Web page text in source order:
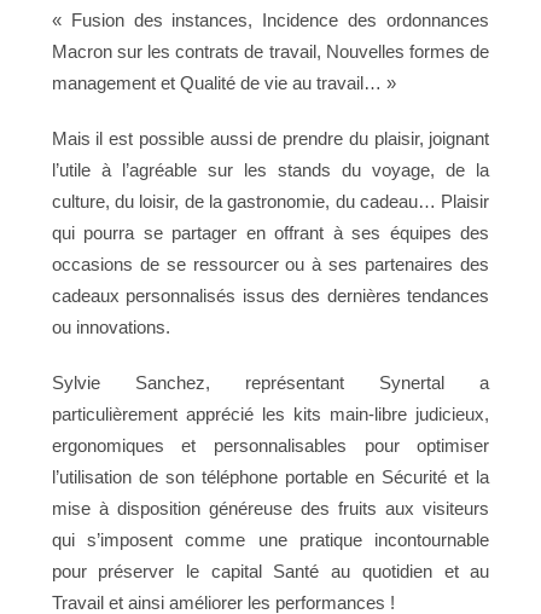
« Fusion des instances, Incidence des ordonnances
Macron sur les contrats de travail, Nouvelles formes de
management et Qualité de vie au travail… »
Mais il est possible aussi de prendre du plaisir, joignant
l’utile à l’agréable sur les stands du voyage, de la
culture, du loisir, de la gastronomie, du cadeau… Plaisir
qui pourra se partager en offrant à ses équipes des
occasions de se ressourcer ou à ses partenaires des
cadeaux personnalisés issus des dernières tendances
ou innovations.
Sylvie Sanchez, représentant Synertal a
particulièrement apprécié les kits main-libre judicieux,
ergonomiques et personnalisables pour optimiser
l’utilisation de son téléphone portable en Sécurité et la
mise à disposition généreuse des fruits aux visiteurs
qui s’imposent comme une pratique incontournable
pour préserver le capital Santé au quotidien et au
Travail et ainsi améliorer les performances !